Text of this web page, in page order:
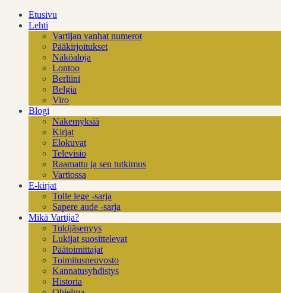
Etusivu
Lehti
Vartijan vanhat numerot
Pääkirjoitukset
Näköaloja
Lontoo
Berliini
Belgia
Viro
Blogi
Näkemyksiä
Kirjat
Elokuvat
Televisio
Raamattu ja sen tutkimus
Vartiossa
E-kirjat
Tolle lege -sarja
Sapere aude -sarja
Mikä Vartija?
Tukijäsenyys
Lukijat suosittelevat
Päätoimittajat
Toimitusneuvosto
Kannatusyhdistys
Historia